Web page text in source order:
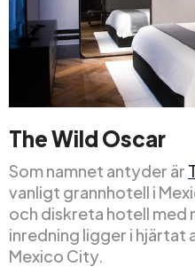
The Wild Oscar
Som namnet antyder är
vanligt grannhotell i
och diskreta hotell med
inredning ligger i hjärtat
Mexico City.